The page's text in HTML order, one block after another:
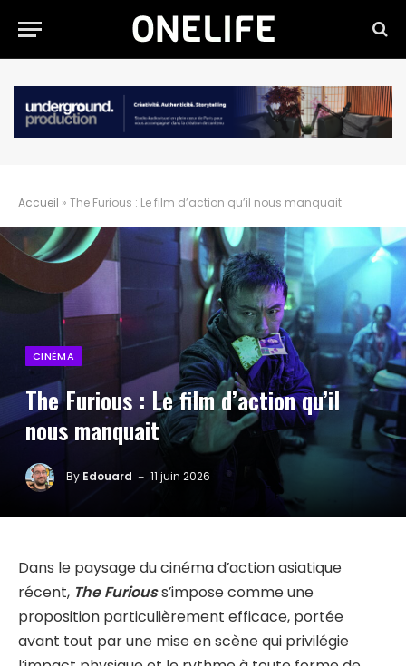
Accueil » The Furious : Le film d’action qu’il nous manquait
CINÉMA
The Furious : Le film d’action qu’il
nous manquait
By Edouard 11 juin 2026
Dans le paysage du cinéma d’action asiatique
récent, The Furiouss’impose comme une
proposition particulièrement efficace, portée
avant tout par une mise en scène qui privilégie